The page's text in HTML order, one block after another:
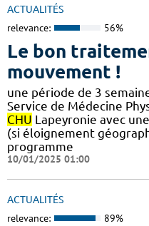
ACTUALITÉS
relevance: 56%
Le bon
mouvement !
une période de 3
Service de Médecine
CHU Lapeyronie avec
(si éloignement
programme
10/01/2025 01:00
ACTUALITÉS
relevance: 89%